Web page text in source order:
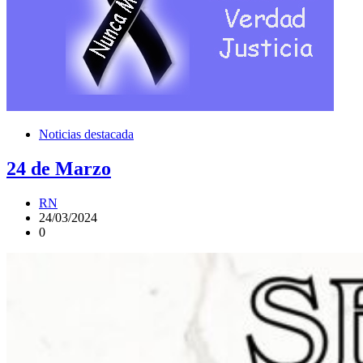
Noticias destacada
24 de Marzo
RN
24/03/2024
0